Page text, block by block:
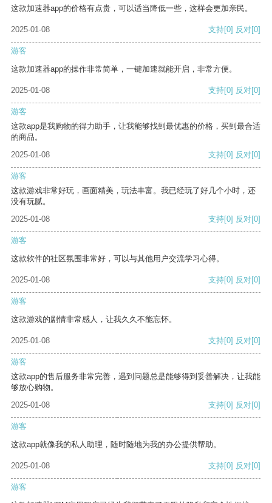
这款加速器app的价格有点贵，可以适当降低一些，这样会更加亲民。
2025-01-08 支持[0] 反对[0]
游客
这款加速器app的操作非常简单，一键加速就能开启，非常方便。
2025-01-08 支持[0] 反对[0]
游客
这款app是我购物的得力助手，让我能够找到最优惠的价格，买到最合适
的商品。
2025-01-08
支持[0] 反对[0]
游客
这款游戏非常好玩，画面精美，玩法丰富。我已经玩了好几个小时，还
没有玩腻。
2025-01-08
支持[0] 反对[0]
游客
这款软件的社区氛围非常好，可以与其他用户交流学习心得。
2025-01-08 支持[0] 反对[0]
游客
这款游戏的剧情非常感人，让我久久不能忘怀。
2025-01-08 支持[0] 反对[0]
游客
这款app的售后服务非常完善，遇到问题总是能够得到妥善解决，让我能
够放心购物。
2025-01-08
支持[0] 反对[0]
游客
这款app就像我的私人助理，随时随地为我的办公提供帮助。
2025-01-08 支持[0] 反对[0]
游客